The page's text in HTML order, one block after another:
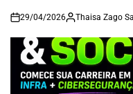
on
29/04/2026 Thaisa Zago